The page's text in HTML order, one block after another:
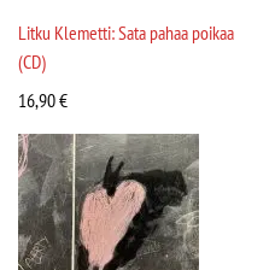
Litku Klemetti: Sata pahaa poikaa
(CD)
16,90€